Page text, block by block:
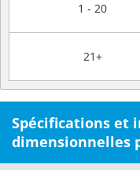
1 - 20
21+
Spécifications et
dimensionnelles